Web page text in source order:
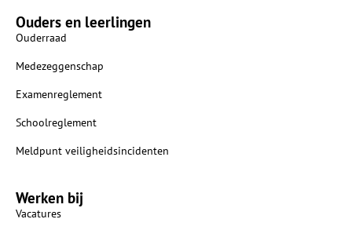
Ouders en leerlingen
Ouderraad
Medezeggenschap
Examenreglement
Schoolreglement
Meldpunt veiligheidsincidenten
Werken bij
Vacatures